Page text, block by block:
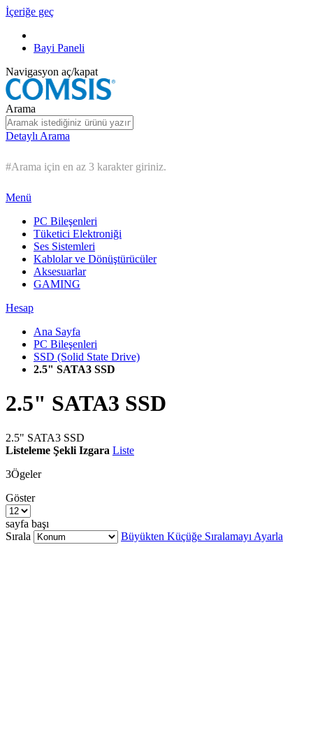
İçeriğe geç
Bayi Paneli
Navigasyon aç/kapat
Arama
Detaylı Arama
#Arama için en az 3 karakter giriniz.
Menü
PC Bileşenleri
Tüketici Elektroniği
Ses Sistemleri
Kablolar ve Dönüştürücüler
Aksesuarlar
GAMING
Hesap
Ana Sayfa
PC Bileşenleri
SSD (Solid State Drive)
2.5" SATA3 SSD
2.5" SATA3 SSD
2.5" SATA3 SSD
Listeleme Şekli Izgara Liste
3Ögeler
Göster
sayfa başı
Sırala
Büyükten Küçüğe Sıralamayı Ayarla